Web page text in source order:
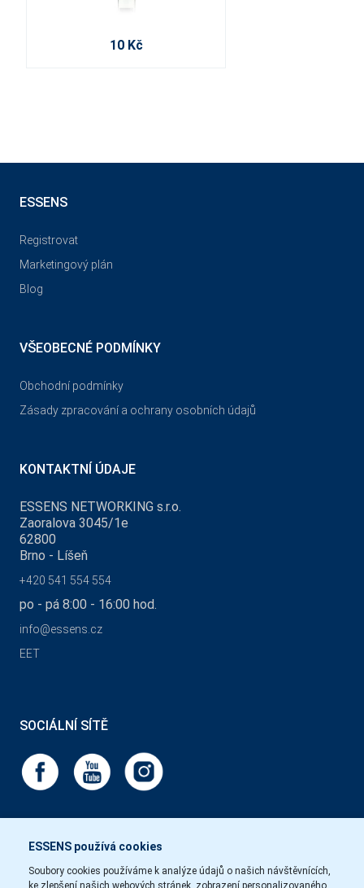
10 Kč
ESSENS používá cookies
Soubory cookies používáme k analýze údajů o našich návštěvnících,
ke zlepšení našich webových stránek, zobrazení personalizovaného
ESSENS
Registrovat
Marketingový plán
Blog
VŠEOBECNÉ PODMÍNKY
Obchodní podmínky
Zásady zpracování a ochrany osobních údajů
KONTAKTNÍ ÚDAJE
ESSENS NETWORKING s.r.o.
Zaoralova 3045/1e
62800
Brno - Líšeň
+420 541 554 554
po - pá 8:00 - 16:00 hod.
info@essens.cz
EET
SOCIÁLNÍ SÍTĚ